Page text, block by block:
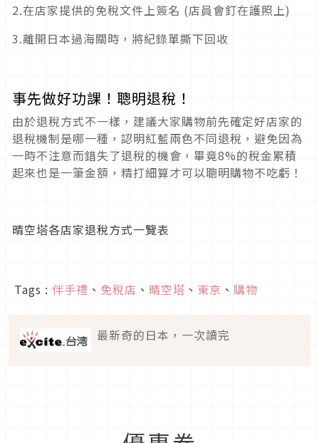
2.在店家提供的免稅文件上簽名 (店員會釘在護照上)
3.離開日本過海關時，將紀錄單撕下回收
事先做好功課！聰明退稅！
由於退稅方式不一樣，建議大家購物前先確定好店家的
退稅機制是哪一種，認明紅藍兩色不同退稅，避免因為
一時不注意而錯失了退稅的機會，畢竟8%的稅金累積
起來也是一筆金額，精打細算才可以聰明購物不吃虧！
晴空塔各店家退稅方式一覽表
Tags : 伴手禮 、 免稅店 、 晴空塔 、 東京 、 購物
最新奇的日本，一次讀完